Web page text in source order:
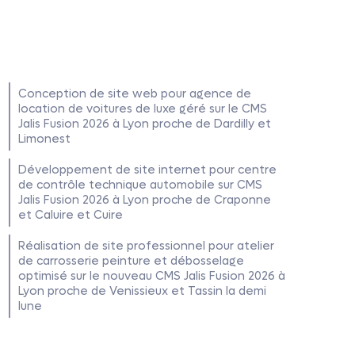
Conception de site web pour agence de
location de voitures de luxe géré sur le CMS
Jalis Fusion 2026 à Lyon proche de Dardilly et
Limonest
Développement de site internet pour centre
de contrôle technique automobile sur CMS
Jalis Fusion 2026 à Lyon proche de Craponne
et Caluire et Cuire
Réalisation de site professionnel pour atelier
de carrosserie peinture et débosselage
optimisé sur le nouveau CMS Jalis Fusion 2026 à
Lyon proche de Venissieux et Tassin la demi
lune